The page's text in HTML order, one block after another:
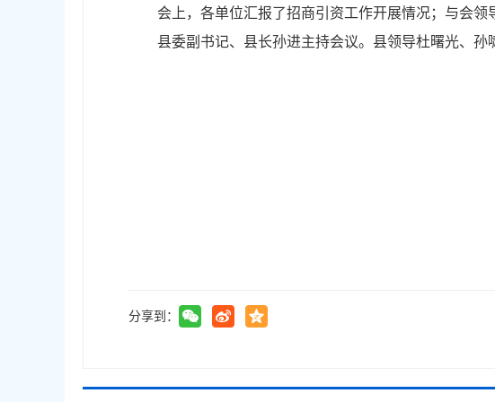
会上，各单位汇报了招商引资工作开展情况；与会领
县委副书记、县长孙进主持会议。县领导杜曙光、孙
分享到：